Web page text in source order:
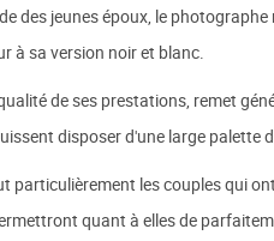
des jeunes époux, le
à sa version noir et blanc.
de ses prestations, remet
disposer d'une large palette
les couples qui
quant à elles de